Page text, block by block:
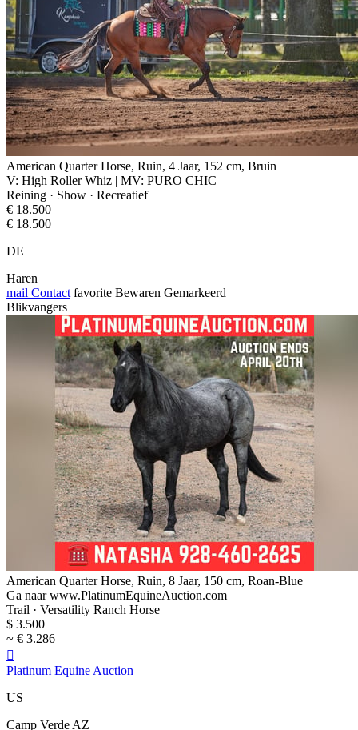
American Quarter Horse, Ruin, 4 Jaar, 152 cm, Bruin
V: High Roller Whiz | MV: PURO CHIC
Reining · Show · Recreatief
€ 18.500
€ 18.500
DE
Haren
mail Contact favorite Bewaren Gemarkeerd
Blikvangers
American Quarter Horse, Ruin, 8 Jaar, 150 cm, Roan-Blue
Ga naar www.PlatinumEquineAuction.com
Trail · Versatility Ranch Horse
$ 3.500
~ € 3.286

Platinum Equine Auction
US
Camp Verde AZ